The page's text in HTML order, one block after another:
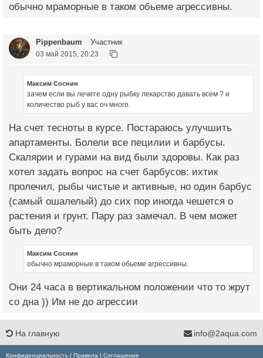
обычно мраморные в таком обьеме агрессивны.
Pippenbaum Участник
03 май 2015, 20:23
Максим Соснин
зачем если вы лечите одну рыбку лекарство давать всем ? и
количество рыб у вас оч много.
На счет тесноты в курсе. Постараюсь улучшить
апартаменты. Болели все пецилии и барбусы.
Скалярии и гурами на вид были здоровы. Как раз
хотел задать вопрос на счет барбусов: ихтик
пролечил, рыбы чистые и активные, но один барбус
(самый ошалелый) до сих пор иногда чешется о
растения и грунт. Пару раз замечал. В чем может
быть дело?
Максим Соснин
обычно мраморные в таком обьеме агрессивны.
Они 24 часа в вертикальном положении что то жрут
со дна )) Им не до агрессии
На главную info@2aqua.com
Конфиденциальность | Правила | Соглашение